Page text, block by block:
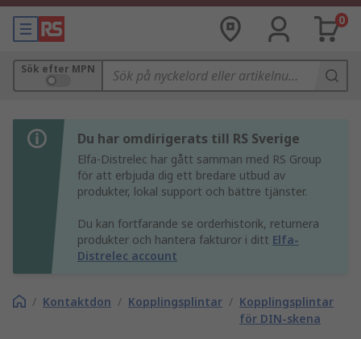
0
Sök efter MPN
Du har omdirigerats till RS Sverige
Elfa-Distrelec har gått samman med RS Group
för att erbjuda dig ett bredare utbud av
produkter, lokal support och bättre tjänster.
Du kan fortfarande se orderhistorik, returnera
produkter och hantera fakturor i ditt Elfa-
Distrelec account
/ Kontaktdon / Kopplingsplintar / Kopplingsplintar
för DIN-skena